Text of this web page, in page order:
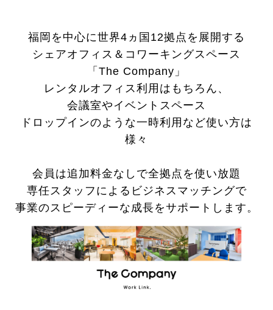
福岡を中心に世界4ヵ国12拠点を展開する
シェアオフィス＆コワーキングスペース
「The Company」
レンタルオフィス利用はもちろん、
会議室やイベントスペース
ドロップインのような一時利用など使い方は
様々
会員は追加料金なしで全拠点を使い放題
専任スタッフによるビジネスマッチングで
事業のスピーディーな成長をサポートします。